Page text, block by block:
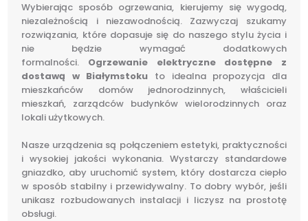
Wybierając sposób ogrzewania, kierujemy się wygodą,
niezależnością i niezawodnością. Zazwyczaj szukamy
rozwiązania, które dopasuje się do naszego stylu życia i
nie będzie wymagać dodatkowych
formalności. Ogrzewanie elektryczne dostępne z
dostawą w Białymstoku to idealna propozycja dla
mieszkańców domów jednorodzinnych, właścicieli
mieszkań, zarządców budynków wielorodzinnych oraz
lokali użytkowych.
Nasze urządzenia są połączeniem estetyki, praktyczności
i wysokiej jakości wykonania. Wystarczy standardowe
gniazdko, aby uruchomić system, który dostarcza ciepło
w sposób stabilny i przewidywalny. To dobry wybór, jeśli
unikasz rozbudowanych instalacji i liczysz na prostotę
obsługi.